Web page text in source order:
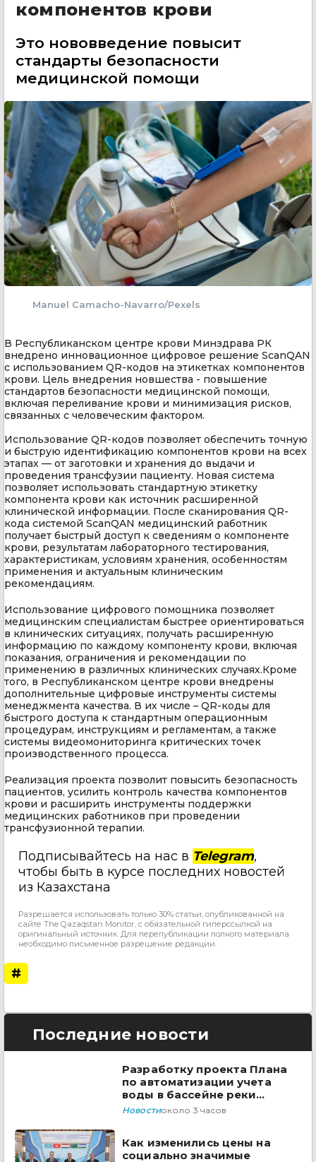
компонентов крови
Это нововведение повысит
стандарты безопасности
медицинской помощи
Manuel Camacho-Navarro/Pexels
В Республиканском центре крови Минздрава РК
внедрено инновационное цифровое решение ScanQAN
с использованием QR-кодов на этикетках компонентов
крови. Цель внедрения новшества - повышение
стандартов безопасности медицинской помощи,
включая переливание крови и минимизация рисков,
связанных с человеческим фактором.
Использование QR-кодов позволяет обеспечить точную
и быструю идентификацию компонентов крови на всех
этапах — от заготовки и хранения до выдачи и
проведения трансфузии пациенту. Новая система
позволяет использовать стандартную этикетку
компонента крови как источник расширенной
клинической информации. После сканирования QR-
кода системой ScanQAN медицинский работник
получает быстрый доступ к сведениям о компоненте
крови, результатам лабораторного тестирования,
характеристикам, условиям хранения, особенностям
применения и актуальным клиническим
рекомендациям.
Использование цифрового помощника позволяет
медицинским специалистам быстрее ориентироваться
в клинических ситуациях, получать расширенную
информацию по каждому компоненту крови, включая
показания, ограничения и рекомендации по
применению в различных клинических случаях.Кроме
того, в Республиканском центре крови внедрены
дополнительные цифровые инструменты системы
менеджмента качества. В их числе – QR-коды для
быстрого доступа к стандартным операционным
процедурам, инструкциям и регламентам, а также
системы видеомониторинга критических точек
производственного процесса.
Реализация проекта позволит повысить безопасность
пациентов, усилить контроль качества компонентов
крови и расширить инструменты поддержки
медицинских работников при проведении
трансфузионной терапии.
Подписывайтесь на нас в Telegram,
чтобы быть в курсе последних новостей
из Казахстана
Разрешается использовать только 30% статьи, опубликованной на
сайте The Qazaqstan Monitor, с обязательной гиперссылкой на
оригинальный источник. Для перепубликации полного материала
необходимо письменное разрешение редакции.
#
Последние новости
Разработку проекта Плана
по автоматизации учета
воды в бассейне реки
Сырдарья одобрили
Новостиоколо 3 часов
Как изменились цены на
социально значимые